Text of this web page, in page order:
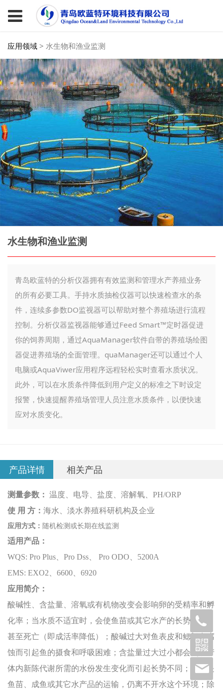
应用领域 > 水生物和渔业监测
水生物和渔业监测
青岛欧蓝特的分析仪器拥有有效监测和管理水产养殖业务
的所有必要工具。手持水质抽检仪器可以快速检查水的条
件，连续多参数DO监视器可以帮助对整个养殖场进行流程
控制。分析仪器监视器能够通过Feed Smart™定时器促进
你的饲养周期，通过AquaManager软件自带的养殖场绘图
器促进养殖场的全面管理。quaManager还可以通过个人
电脑或AquaViwer应用程序远程轻松实时查看水质状况。
此外，可以在水质条件降低到用户定义的标准之下时设定
报警，快速提醒养殖场管理人员注意水质条件，以便快速
应对水质变化。
产品详情 相关产品
测量参数： 温度、电导、盐度、溶解氧、PH/ORP
使 用 方：海水、淡水养殖科研机构及企业
应用方式： 随机检测或长期在线监测
适用产品：
WQS: Pro Plus、Pro Dss、 Pro ODO、5200A
EMS: EXO2、6600、6920
应用简介：
酸碱性、含盐量、溶氧或有机物改变会影响卵的受精率和孵
化率；当水质不适宜时，会使鱼苗或其它水产的长势很慢，
甚至死亡（即成活率降低）；酸碱过大对鱼表皮和鳃部有腐
蚀而引起鱼的摄食和呼吸困难；含盐量过大过小都会使水产
体内新陈代谢所需的水份发生变化而引起长势不同；不论是
鱼苗、成鱼或其它水产品的运输，仍离不开水这个环境；除